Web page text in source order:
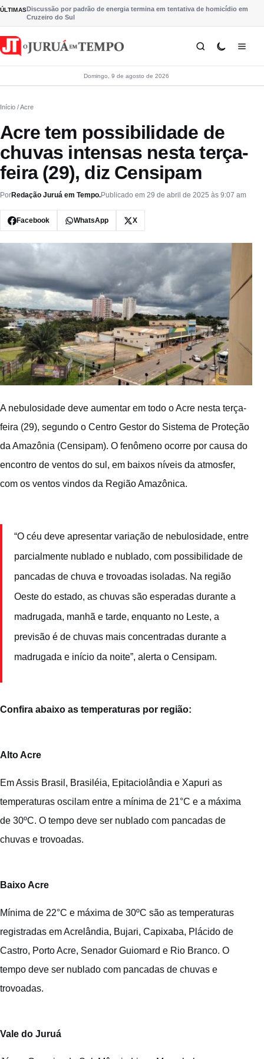
Pular para o conteúdo
ÚLTIMASDiscussão por padrão de energia termina em tentativa de homicídio em
Cruzeiro do Sul
Domingo, 9 de agosto de 2026
Início / Acre
Acre tem possibilidade de
chuvas intensas nesta terça-
feira (29), diz Censipam
PorRedação Juruá em Tempo.Publicado em 29 de abril de 2025 às 9:07 am
Facebook WhatsApp X
A nebulosidade deve aumentar em todo o Acre nesta terça-
feira (29), segundo o Centro Gestor do Sistema de Proteção
da Amazônia (Censipam). O fenômeno ocorre por causa do
encontro de ventos do sul, em baixos níveis da atmosfer,
com os ventos vindos da Região Amazônica.
“O céu deve apresentar variação de nebulosidade, entre
parcialmente nublado e nublado, com possibilidade de
pancadas de chuva e trovoadas isoladas. Na região
Oeste do estado, as chuvas são esperadas durante a
madrugada, manhã e tarde, enquanto no Leste, a
previsão é de chuvas mais concentradas durante a
madrugada e início da noite”, alerta o Censipam.
Confira abaixo as temperaturas por região:
Alto Acre
Em Assis Brasil, Brasiléia, Epitaciolândia e Xapuri as
temperaturas oscilam entre a mínima de 21°C e a máxima
de 30ºC. O tempo deve ser nublado com pancadas de
chuvas e trovoadas.
Baixo Acre
Mínima de 22°C e máxima de 30ºC são as temperaturas
registradas em Acrelândia, Bujari, Capixaba, Plácido de
Castro, Porto Acre, Senador Guiomard e Rio Branco. O
tempo deve ser nublado com pancadas de chuvas e
trovoadas.
Vale do Juruá